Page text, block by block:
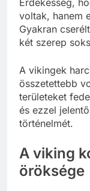
voltak, hanem
Gyakran
két szerep
A vikingek
összetettebb
területeket
és ezzel
történelmét.
A viking
öröksége